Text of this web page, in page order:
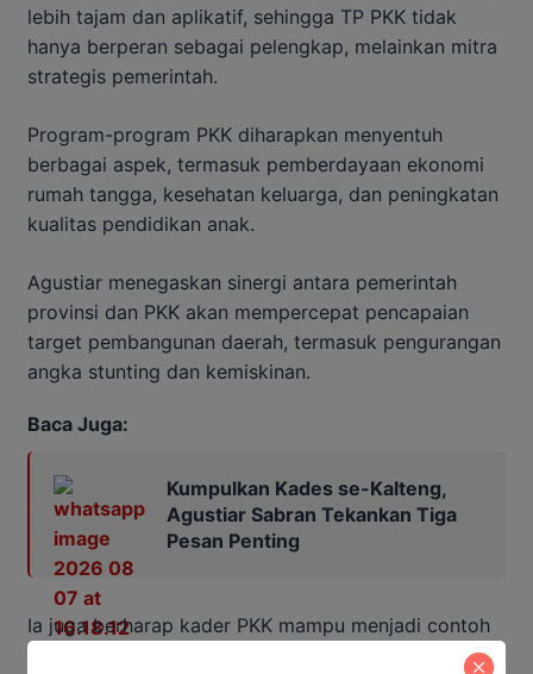
lebih tajam dan aplikatif, sehingga TP PKK tidak
hanya berperan sebagai pelengkap, melainkan mitra
strategis pemerintah.
Program-program PKK diharapkan menyentuh
berbagai aspek, termasuk pemberdayaan ekonomi
rumah tangga, kesehatan keluarga, dan peningkatan
kualitas pendidikan anak.
Agustiar menegaskan sinergi antara pemerintah
provinsi dan PKK akan mempercepat pencapaian
target pembangunan daerah, termasuk pengurangan
angka stunting dan kemiskinan.
Baca Juga:
Kumpulkan Kades se-Kalteng,
Agustiar Sabran Tekankan Tiga
Pesan Penting
Ia juga berharap kader PKK mampu menjadi contoh
bagi masyarakat dalam membangun keluarga yang